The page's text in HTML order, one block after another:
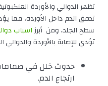
تظهر الدوالي والأوردة
تدفق الدم داخل الأوردة، مما
سطح الجلد، ومن أبرزاسباب
تؤدي للإصابة بالأوردة والدوالي
حدوث خلل في
ارتجاع الدم.